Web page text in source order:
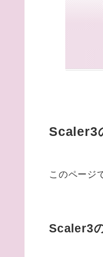
Scaler3
このページ
Scaler3